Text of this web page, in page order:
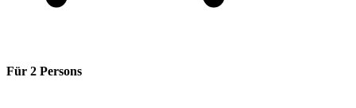
Für 2 Persons